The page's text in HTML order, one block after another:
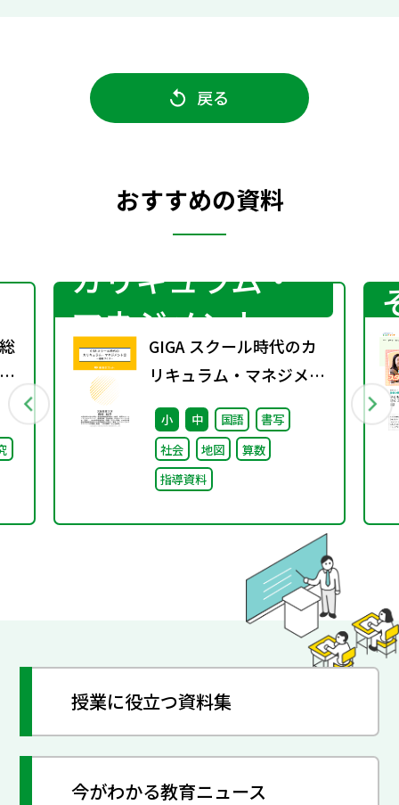
戻る
おすすめの資料
カリキュラム・
マネジメント
GIGA スクール時代のカ
リキュラム・マネジメン
ト②〜組織づくり～
小 中 国語
書写
社会
地図
算数
指導資料
授業に役立つ資料集
今がわかる教育ニュース